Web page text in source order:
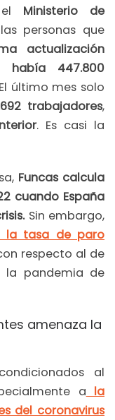
el Ministerio de
personas que
actualización
447.800
último mes solo
trabajadores,
. Es casi la
Funcas calcula
cuando España
Sin embargo,
la tasa de paro
respecto al de
la pandemia de
amenaza la
al
a la
del coronavirus